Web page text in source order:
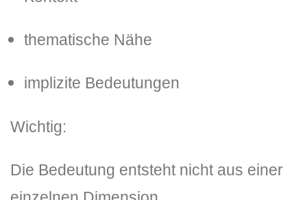
thematische Nähe
implizite Bedeutungen
Wichtig:
Die Bedeutung entsteht nicht aus einer